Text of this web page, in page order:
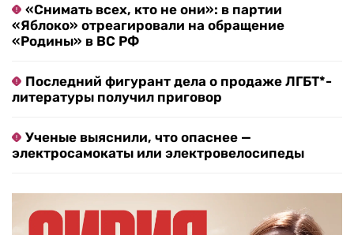
«Снимать всех, кто не они»: в партии
«Яблоко» отреагировали на обращение
«Родины» в ВС РФ
Последний фигурант дела о продаже ЛГБТ*-
литературы получил приговор
Ученые выяснили, что опаснее —
электросамокаты или электровелосипеды